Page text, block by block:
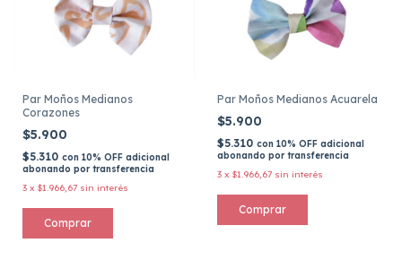
Par Moños Medianos
Corazones
$5.900
$5.310 con 10% OFF adicional
abonando por transferencia
3 x $1.966,67 sin interés
Par Moños Medianos Acuarela
$5.900
$5.310 con 10% OFF adicional
abonando por transferencia
3 x $1.966,67 sin interés